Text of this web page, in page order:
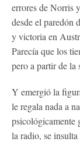
errores de Norris
desde el paredón
y victoria en
Parecía que los
pero a partir de la
Y emergió la
le regala nada a
psicológicamente
la radio, se